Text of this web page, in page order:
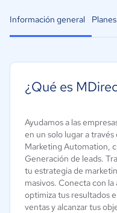
Información general
¿Qué es
Ayudamos a las
en un solo lugar a
Marketing Automation,
Generación de leads.
tu estrategia de
masivos. Conecta con
optimiza tus resultados
ventas y alcanzar tus